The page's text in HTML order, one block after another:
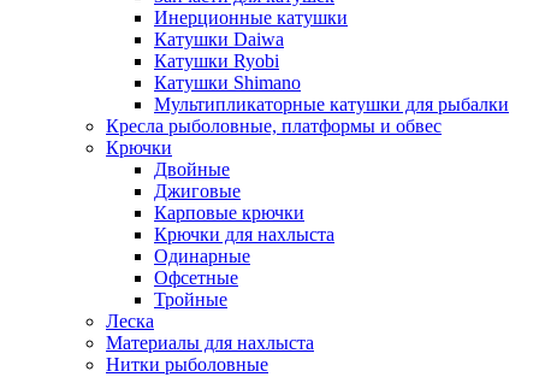
Инерционные катушки
Катушки Daiwa
Катушки Ryobi
Катушки Shimano
Мультипликаторные катушки для рыбалки
Кресла рыболовные, платформы и обвес
Крючки
Двойные
Джиговые
Карповые крючки
Крючки для нахлыста
Одинарные
Офсетные
Тройные
Леска
Материалы для нахлыста
Нитки рыболовные